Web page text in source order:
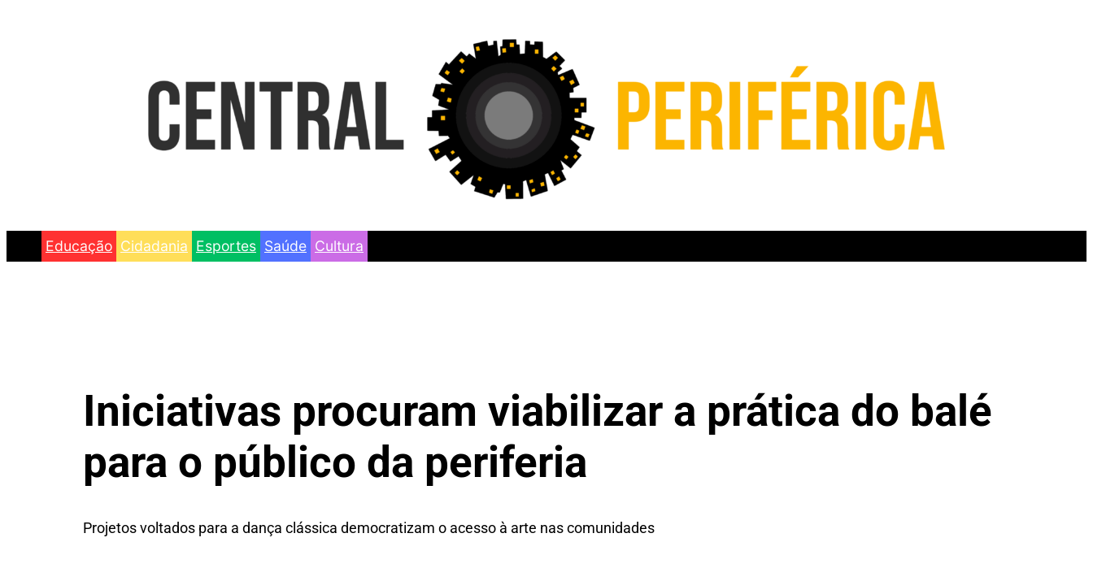
Educação Cidadania Esportes Saúde Cultura
Iniciativas procuram viabilizar a prática do balé
para o público da periferia
Projetos voltados para a dança clássica democratizam o acesso à arte nas comunidades